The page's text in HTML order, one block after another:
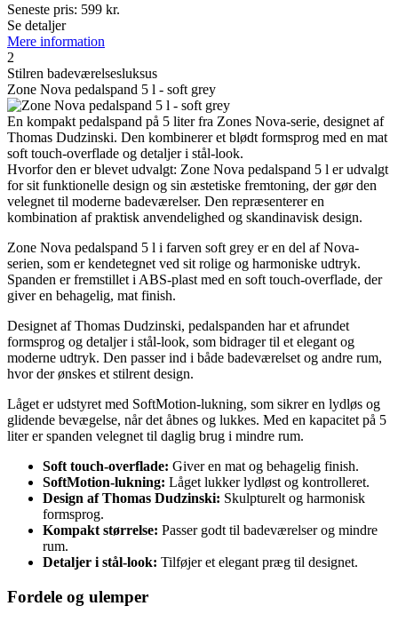
Seneste pris: 599 kr.
Se detaljer
Mere information
2
Stilren badeværelsesluksus
Zone Nova pedalspand 5 l - soft grey
En kompakt pedalspand på 5 liter fra Zones Nova-serie, designet af
Thomas Dudzinski. Den kombinerer et blødt formsprog med en mat
soft touch-overflade og detaljer i stål-look.
Hvorfor den er blevet udvalgt: Zone Nova pedalspand 5 l er udvalgt
for sit funktionelle design og sin æstetiske fremtoning, der gør den
velegnet til moderne badeværelser. Den repræsenterer en
kombination af praktisk anvendelighed og skandinavisk design.
Zone Nova pedalspand 5 l i farven soft grey er en del af Nova-
serien, som er kendetegnet ved sit rolige og harmoniske udtryk.
Spanden er fremstillet i ABS-plast med en soft touch-overflade, der
giver en behagelig, mat finish.
Designet af Thomas Dudzinski, pedalspanden har et afrundet
formsprog og detaljer i stål-look, som bidrager til et elegant og
moderne udtryk. Den passer ind i både badeværelset og andre rum,
hvor der ønskes et stilrent design.
Låget er udstyret med SoftMotion-lukning, som sikrer en lydløs og
glidende bevægelse, når det åbnes og lukkes. Med en kapacitet på 5
liter er spanden velegnet til daglig brug i mindre rum.
Soft touch-overflade: Giver en mat og behagelig finish.
SoftMotion-lukning: Låget lukker lydløst og kontrolleret.
Design af Thomas Dudzinski: Skulpturelt og harmonisk
formsprog.
Kompakt størrelse: Passer godt til badeværelser og mindre
rum.
Detaljer i stål-look: Tilføjer et elegant præg til designet.
Fordele og ulemper